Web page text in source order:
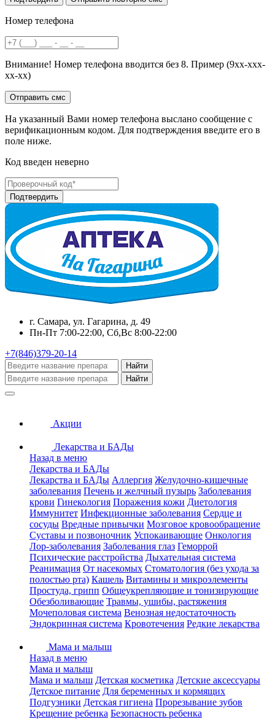
Номер телефона
Внимание! Номер телефона вводится без 8. Пример (9хх-ххх-
хх-хх)
На указанный Вами номер телефона выслано сообщение с
верификационным кодом. Для подтверждения введите его в
поле ниже.
Код введен неверно
г. Самара, ул. Гагарина, д. 49
Пн-Пт 7:00-22:00, Сб,Вс 8:00-22:00
+7(846)379-20-14
Найти
Найти
Акции
Лекарства и БАДы
Назад в меню
Лекарства и БАДы
Лекарства и БАДы Аллергия Желудочно-кишечные
заболевания Печень и желчный пузырь Заболевания
крови Гинекология Поражения кожи Диетология
Иммунитет Инфекционные заболевания Сердце и
сосуды Вредные привычки Мозговое кровообращение
Суставы и позвоночник Успокаивающие Онкология
Лор-заболевания Заболевания глаз Геморрой
Психические расстройства Дыхательная система
Реанимация От насекомых Стоматология (без ухода за
полостью рта) Кашель Витамины и микроэлементы
Простуда, грипп Общеукрепляющие и тонизирующие
Обезболивающие Травмы, ушибы, растяжения
Мочеполовая система Венозная недостаточность
Эндокринная система Кровотечения Редкие лекарства
Мама и малыш
Назад в меню
Мама и малыш
Мама и малыш Детская косметика Детские аксессуары
Детское питание Для беременных и кормящих
Подгузники Детская гигиена Прорезывание зубов
Крещение ребенка Безопасность ребенка